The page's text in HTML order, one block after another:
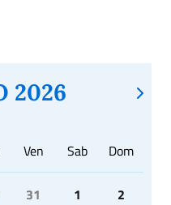
2026
Ven Sab Dom
31 1 2